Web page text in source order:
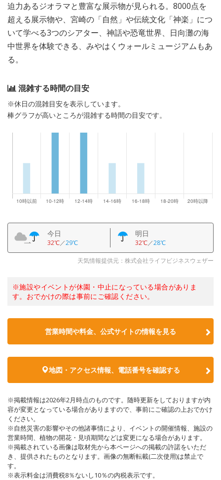
迫力あるジオラマと豊富な展示物が見られる。8000点を
超える展示物や、宮崎の「自然」や伝統文化「神楽」につ
いて学べる3つのシアター、神話や恐竜世界、日向灘の海
中世界を体験できる、みやはくウォールミュージアムもあ
る。
混雑する時間の目安
※休日の混雑目安を表示しています。
棒グラフが高いところが混雑する時間の目安です。
今日
32℃／29℃
明日
32℃／28℃
天気情報提供元：株式会社ライフビジネスウェザー
※施設やイベントが休園・中止になっている場合がありま
す。おでかけの際は事前にご確認ください。
営業時間や料金、公式サイトの情報を見る
地図・アクセス情報、電話番号を確認する
※掲載情報は2026年2月時点のものです。随時更新をしておりますが内
容が変更となっている場合がありますので、事前にご確認の上おでかけ
ください。
※自然災害の影響やその他諸事情により、イベントの開催情報、施設の
営業時間、植物の開花・見頃期間などは変更になる場合があります。
※掲載されている画像は取材先から本ページへの掲載の許諾をいただ
き、提供されたものとなります。画像の無断転載(二次使用)は禁止で
す。
※表示料金は消費税8％ないし10％の内税表示です。